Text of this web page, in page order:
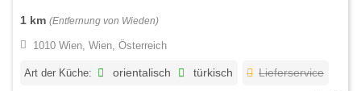
1 km (Entfernung von Wieden)
1010 Wien, Wien, Österreich
Art der Küche: orientalisch türkisch Lieferservice